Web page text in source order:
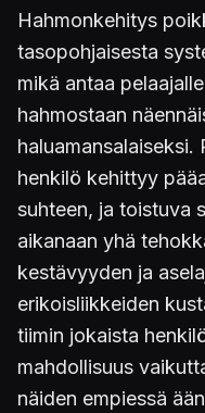
Hahmonkehitys
tasopohjaisesta
mikä antaa
hahmostaan
henkilö kehittyy
suhteen, ja toistuva
aikanaan yhä
kestävyyden ja
erikoisliikkeiden
tiimin jokaista
mahdollisuus
näiden empiessä